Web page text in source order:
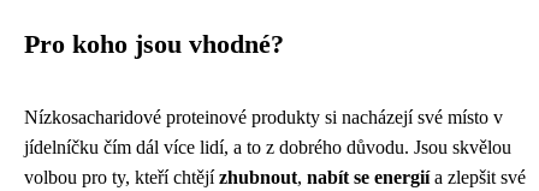
Pro koho jsou vhodné?
Nízkosacharidové proteinové produkty si nacházejí své místo v
jídelníčku čím dál více lidí, a to z dobrého důvodu. Jsou skvělou
volbou pro ty, kteří chtějízhubnout, nabít se energiía zlepšit své